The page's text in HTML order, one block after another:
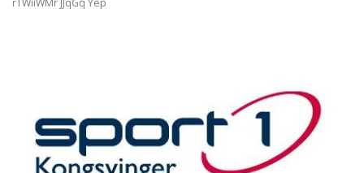
rTWiiWMr JJqGq Yep